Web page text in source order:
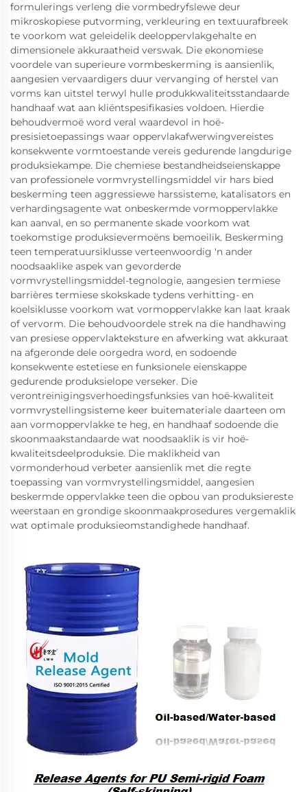
formulerings verleng die vormbedryfslewe deur
mikroskopiese putvorming, verkleuring en textuurafbreek
te voorkom wat geleidelik deeloppervlakgehalte en
dimensionele akkuraatheid verswak. Die ekonomiese
voordele van superieure vormbeskerming is aansienlik,
aangesien vervaardigers duur vervanging of herstel van
vorms kan uitstel terwyl hulle produkkwaliteitsstandaarde
handhaaf wat aan kliëntspesifikasies voldoen. Hierdie
behoudvermoë word veral waardevol in hoë-
presisietoepassings waar oppervlakafwerwingvereistes
konsekwente vormtoestande vereis gedurende langdurige
produksiekampe. Die chemiese bestandheidseienskappe
van professionele vormvrystellingsmiddel vir hars bied
beskerming teen aggressiewe harssisteme, katalisators en
verhardingsagente wat onbeskermde vormoppervlakke
kan aanval, en so permanente skade voorkom wat
toekomstige produksievermoëns bemoeilik. Beskerming
teen temperatuursiklusse verteenwoordig 'n ander
noodsaaklike aspek van gevorderde
vormvrystellingsmiddel-tegnologie, aangesien termiese
barrières termiese skokskade tydens verhitting- en
koelsiklusse voorkom wat vormoppervlakke kan laat kraak
of vervorm. Die behoudvoordele strek na die handhawing
van presiese oppervlakteksture en afwerking wat akkuraat
na afgeronde dele oorgedra word, en sodoende
konsekwente estetiese en funksionele eienskappe
gedurende produksielope verseker. Die
verontreinigingsverhoedingsfunksies van hoë-kwaliteit
vormvrystellingsisteme keer buitemateriale daarteen om
aan vormoppervlakke te heg, en handhaaf sodoende die
skoonmaakstandaarde wat noodsaaklik is vir hoë-
kwaliteitsdeelproduksie. Die maklikheid van
vormonderhoud verbeter aansienlik met die regte
toepassing van vormvrystellingsmiddel, aangesien
beskermde oppervlakke teen die opbou van produksiereste
weerstaan en grondige skoonmaakprosedures vergemaklik
wat optimale produksieomstandighede handhaaf.